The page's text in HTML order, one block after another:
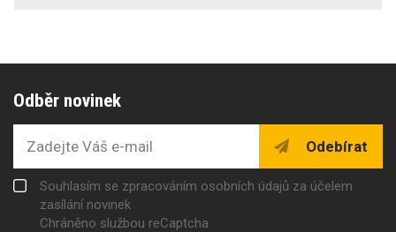
Odběr novinek
Odebírat
Souhlasím se zpracováním osobních údajů za účelem
zasílání novinek
Chráněno službou reCaptcha